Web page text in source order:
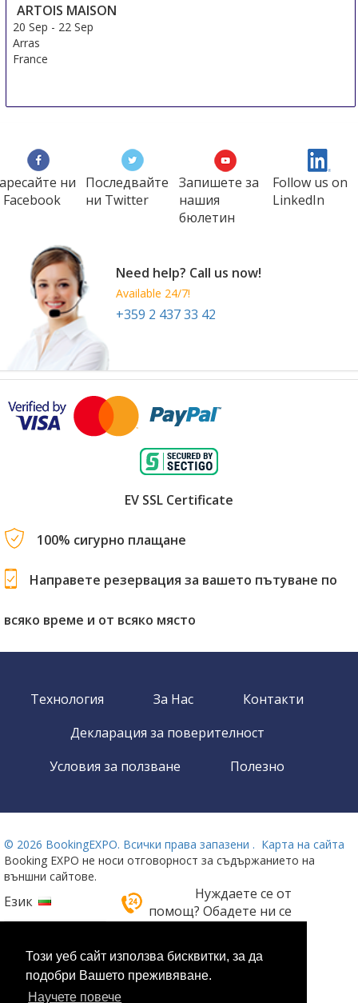
Този уеб сайт използва бисквитки, за да
подобри Вашето преживяване.
Научете повече
ARTOIS MAISON
20 Sep - 22 Sep
Arras
France
ни
Последвайте
ни Twitter
Запишете за
нашия
бюлетин
Follow us on
LinkedIn
Need help? Call us now!
Available 24/7!
+359 2 437 33 42
EV SSL Certificate
100% сигурно плащане
Направете резервация за вашето пътуване по
всяко време и от всяко място
Технология За Нас
Контакти
Декларация за поверителност
Условия за ползване
Полезно
© 2026 BookingEXPO. Всички права запазени . Карта на сайта
Booking EXPO не носи отговорност за съдържанието на
външни сайтове.
Език
Нуждаете се от
помощ? Обадете ни се
+359 2 437 33 42